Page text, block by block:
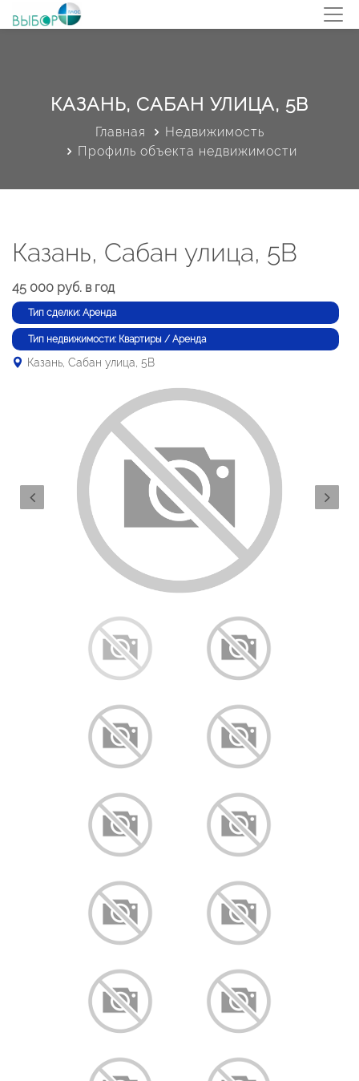
КАЗАНЬ, САБАН УЛИЦА, 5В
Главная
Недвижимость
Профиль объекта недвижимости
Казань, Сабан улица, 5В
45 000 руб. в год
Тип сделки: Аренда
Тип недвижимости: Квартиры / Аренда
Казань, Сабан улица, 5В